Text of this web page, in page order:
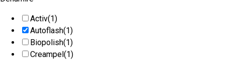
Activ(1)
Autoflash(1)
Biopolish(1)
Creampel(1)